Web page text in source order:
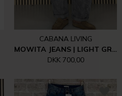
CABANA LIVING
MOWITA JEANS | LIGHT GREY DENIM
DKK 700,00